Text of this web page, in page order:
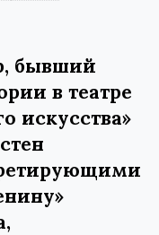
бывший
в театре
искусства»